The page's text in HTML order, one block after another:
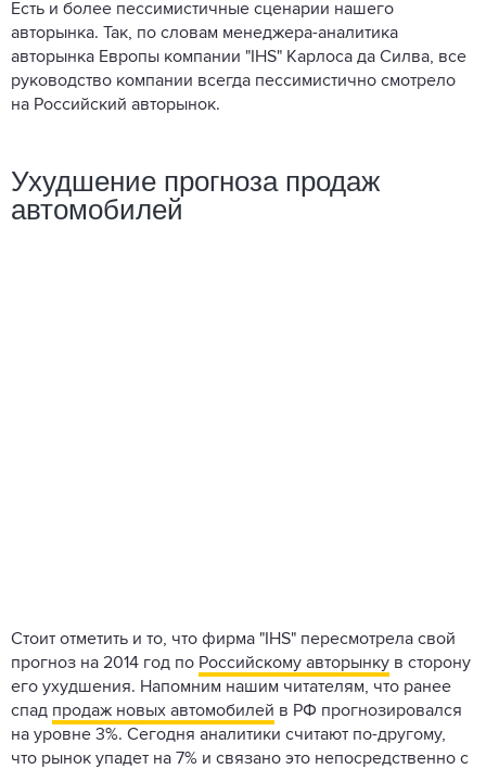
Есть и более пессимистичные сценарии нашего
авторынка. Так, по словам менеджера-аналитика
авторынка Европы компании "IHS" Карлоса да Силва, все
руководство компании всегда пессимистично смотрело
на Российский авторынок.
Ухудшение прогноза продаж
автомобилей
Стоит отметить и то, что фирма "IHS" пересмотрела свой
прогноз на 2014 год по Российскому авторынку в сторону
его ухудшения. Напомним нашим читателям, что ранее
спад продаж новых автомобилей в РФ прогнозировался
на уровне 3%. Сегодня аналитики считают по-другому,
что рынок упадет на 7% и связано это непосредственно с